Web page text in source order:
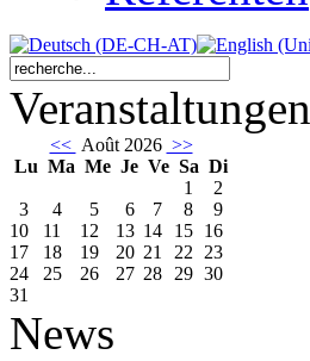
Veranstaltungen
<< Août 2026 >>
Lu Ma Me Je Ve Sa Di
1
2
3
4 5 6 7 8
9
10
11 12 13 14 15 16
17
18 19 20 21 22 23
24
25 26 27 28 29 30
31
News